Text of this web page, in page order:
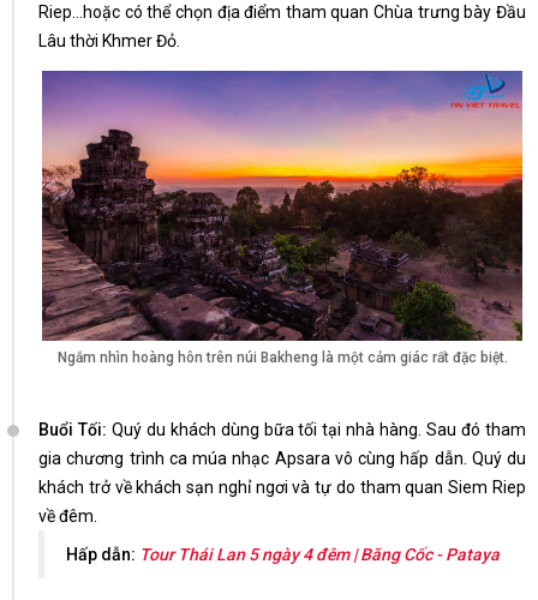
Riep…hoặc có thể chọn địa điểm tham quan Chùa trưng bày Đầu
Lâu thời Khmer Đỏ.
Ngắm nhìn hoàng hôn trên núi Bakheng là một cảm giác rất đặc biệt.
Buổi Tối: Quý du khách dùng bữa tối tại nhà hàng. Sau đó tham
gia chương trình ca múa nhạc Apsara vô cùng hấp dẫn. Quý du
khách trở về khách sạn nghỉ ngơi và tự do tham quan Siem Riep
về đêm.
Hấp dẫn: Tour Thái Lan 5 ngày 4 đêm | Băng Cốc - Pataya